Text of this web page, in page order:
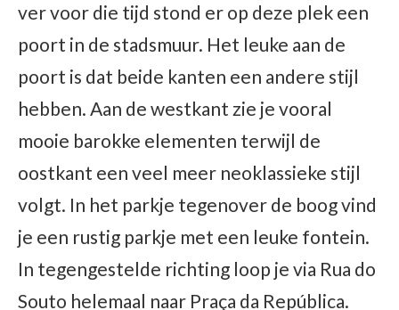
ver voor die tijd stond er op deze plek een
poort in de stadsmuur. Het leuke aan de
poort is dat beide kanten een andere stijl
hebben. Aan de westkant zie je vooral
mooie barokke elementen terwijl de
oostkant een veel meer neoklassieke stijl
volgt. In het parkje tegenover de boog vind
je een rustig parkje met een leuke fontein.
In tegengestelde richting loop je via Rua do
Souto helemaal naar Praça da República.